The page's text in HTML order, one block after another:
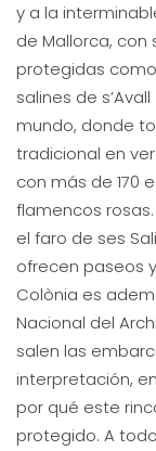
y a la
de Mallorca, con
protegidas
salines de
mundo, donde
tradicional en
con más de 170
flamencos
el faro de ses
ofrecen paseos
Colònia es
Nacional del
salen las
interpretación,
por qué este
protegido. A